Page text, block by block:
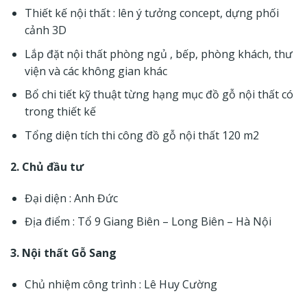
Thiết kế nội thất: lên ý tưởng concept, dựng phối
cảnh 3D
Lắp đặt nội thất phòng ngủ , bếp, phòng khách, thư
viện và các không gian khác
Bổ chi tiết kỹ thuật từng hạng mục đồ gỗ nội thấtcó
trong thiết kế
Tổng diện tích thi công đồ gỗ nội thất 120 m2
2. Chủ đầu tư
Đại diện : Anh Đức
Địa điểm : Tổ 9 Giang Biên – Long Biên – Hà Nội
3. Nội thất Gỗ Sang
Chủ nhiệm công trình : Lê Huy Cường